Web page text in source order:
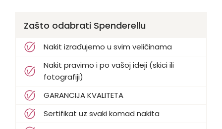
Zašto odabrati Spenderellu
Nakit izrađujemo u svim veličinama
Nakit pravimo i po vašoj ideji (skici ili
fotografiji)
GARANCIJA KVALITETA
Sertifikat uz svaki komad nakita